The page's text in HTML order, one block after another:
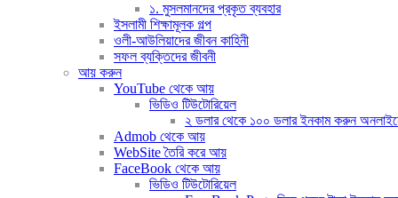
১. মুসলমানদের প্রকৃত ব্যবহার
ইসলামী শিক্ষামূলক গল্প
ওলী-আউলিয়াদের জীবন কাহিনী
সফল ব্যক্তিদের জীবনী
আয় করুন
YouTube থেকে আয়
ভিডিও টিউটোরিয়েল
২ ডলার থেকে ১০০ ডলার ইনকাম করুন
Admob থেকে আয়
WebSite তৈরি করে আয়
FaceBook থেকে আয়
ভিডিও টিউটোরিয়েল